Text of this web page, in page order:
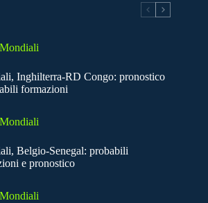
Mondiali
Inghilterra-RD Congo: pronostico
formazioni
Mondiali
Belgio-Senegal: probabili
e pronostico
Mondiali